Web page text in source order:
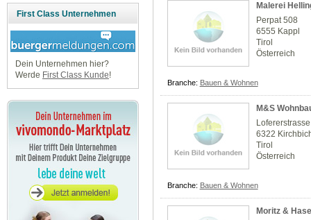
First Class Unternehmen
Dein Unternehmen hier?
Werde First Class Kunde!
Malerei
Perpat 508
6555 Kappl
Tirol
Österreich
Branche: Bauen & Wohnen
M&S
6322
Tirol
Österreich
Branche: Bauen & Wohnen
Moritz &